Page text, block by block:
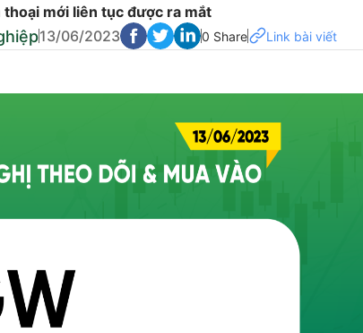
mới liên tục được ra mắt
13/06/2023 0 Share Link bài viết